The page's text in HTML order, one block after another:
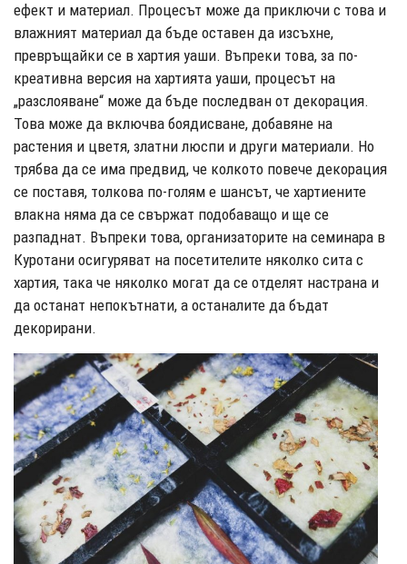
ефект и материал. Процесът може да приключи с това и
влажният материал да бъде оставен да изсъхне,
превръщайки се в хартия уаши. Въпреки това, за по-
креативна версия на хартията уаши, процесът на
„разслояване“ може да бъде последван от декорация.
Това може да включва боядисване, добавяне на
растения и цветя, златни люспи и други материали. Но
трябва да се има предвид, че колкото повече декорация
се поставя, толкова по-голям е шансът, че хартиените
влакна няма да се свържат подобаващо и ще се
разпаднат. Въпреки това, организаторите на семинара в
Куротани осигуряват на посетителите няколко сита с
хартия, така че няколко могат да се отделят настрана и
да останат непокътнати, а останалите да бъдат
декорирани.